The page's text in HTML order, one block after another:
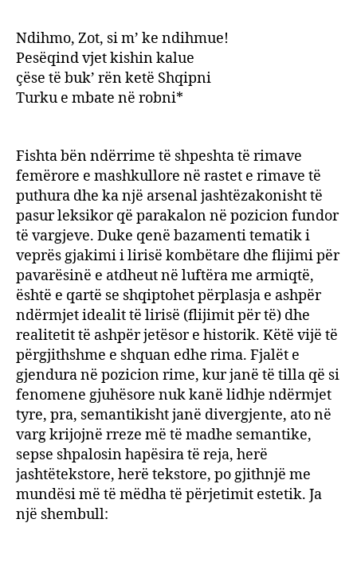
Ndihmo, Zot, si m’ ke ndihmue!
Pesëqind vjet kishin kalue
çëse të buk’ rën ketë Shqipni
Turku e mbate në robni*
Fishta bën ndërrime të shpeshta të rimave
femërore e mashkullore në rastet e rimave të
puthura dhe ka një arsenal jashtëzakonisht të
pasur leksikor që parakalon në pozicion fundor
të vargjeve. Duke qenë bazamenti tematik i
veprës gjakimi i lirisë kombëtare dhe flijimi për
pavarësinë e atdheut në luftëra me armiqtë,
është e qartë se shqiptohet përplasja e ashpër
ndërmjet idealit të lirisë (flijimit për të) dhe
realitetit të ashpër jetësor e historik. Këtë vijë të
përgjithshme e shquan edhe rima. Fjalët e
gjendura në pozicion rime, kur janë të tilla që si
fenomene gjuhësore nuk kanë lidhje ndërmjet
tyre, pra, semantikisht janë divergjente, ato në
varg krijojnë rreze më të madhe semantike,
sepse shpalosin hapësira të reja, herë
jashtëtekstore, herë tekstore, po gjithnjë me
mundësi më të mëdha të përjetimit estetik. Ja
një shembull: